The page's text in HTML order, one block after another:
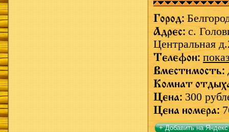
Город:
Адрес: с.
Центральная
Телефон:
Вместимость:
Комнат
Цена: 300
Цена номера:
+ Добавить на Яндекс